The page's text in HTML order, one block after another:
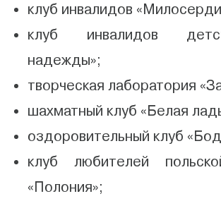
клуб инвалидов
клуб инвалидов
надежды»;
творческая лаборатория
шахматный клуб «Белая
оздоровительный клуб
клуб любителей
«Полония»;